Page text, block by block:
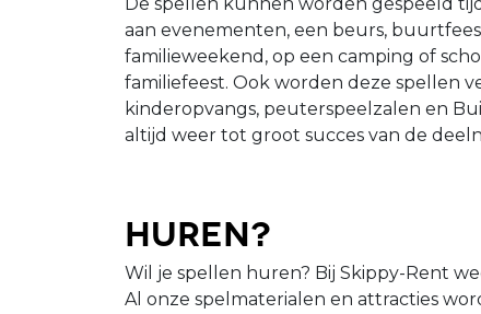
aan evenementen, een beurs,
familieweekend, op een camping of
familiefeest. Ook worden deze spellen
kinderopvangs, peuterspeelzalen en
altijd weer tot groot succes van de
Huren?
Wil je spellen huren? Bij Skippy-Rent
Al onze spelmaterialen en attracties